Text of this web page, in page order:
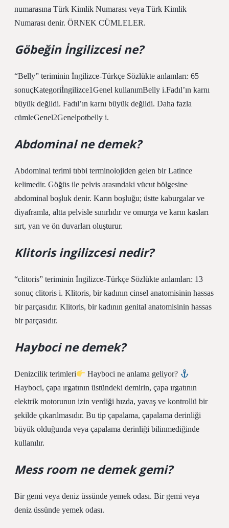
numarasına Türk Kimlik Numarası veya Türk Kimlik
Numarası denir. ÖRNEK CÜMLELER.
Göbeğin İngilizcesi ne?
“Belly” teriminin İngilizce-Türkçe Sözlükte anlamları: 65
sonuçKategoriİngilizce1Genel kullanımBelly i.Fadıl’ın karnı
büyük değildi. Fadıl’ın karnı büyük değildi. Daha fazla
cümleGenel2Genelpotbelly i.
Abdominal ne demek?
Abdominal terimi tıbbi terminolojiden gelen bir Latince
kelimedir. Göğüs ile pelvis arasındaki vücut bölgesine
abdominal boşluk denir. Karın boşluğu; üstte kaburgalar ve
diyaframla, altta pelvisle sınırlıdır ve omurga ve karın kasları
sırt, yan ve ön duvarları oluşturur.
Klitoris ingilizcesi nedir?
“clitoris” teriminin İngilizce-Türkçe Sözlükte anlamları: 13
sonuç clitoris i. Klitoris, bir kadının cinsel anatomisinin hassas
bir parçasıdır. Klitoris, bir kadının genital anatomisinin hassas
bir parçasıdır.
Hayboci ne demek?
Denizcilik terimleri
Hayboci ne anlama geliyor?
Hayboci, çapa ırgatının üstündeki demirin, çapa ırgatının
elektrik motorunun izin verdiği hızda, yavaş ve kontrollü bir
şekilde çıkarılmasıdır. Bu tip çapalama, çapalama derinliği
büyük olduğunda veya çapalama derinliği bilinmediğinde
kullanılır.
Mess room ne demek gemi?
Bir gemi veya deniz üssünde yemek odası. Bir gemi veya
deniz üssünde yemek odası.